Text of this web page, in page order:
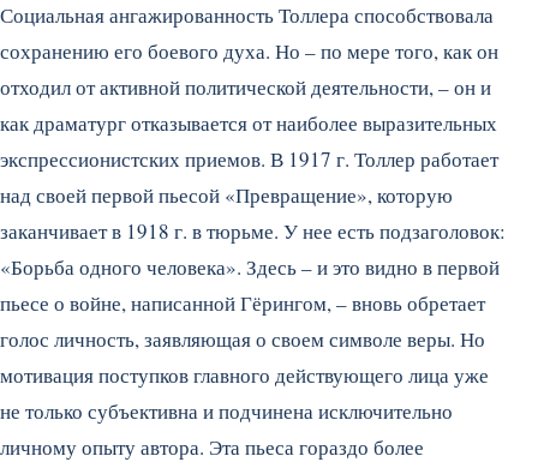
Социальная ангажированность Толлера способствовала
сохранению его боевого духа. Но – по мере того, как он
отходил от активной политической деятельности, – он и
как драматург отказывается от наиболее выразительных
экспрессионистских приемов. В 1917 г. Толлер работает
над своей первой пьесой «Превращение», которую
заканчивает в 1918 г. в тюрьме. У нее есть подзаголовок:
«Борьба одного человека». Здесь – и это видно в первой
пьесе о войне, написанной Гёрингом, – вновь обретает
голос личность, заявляющая о своем символе веры. Но
мотивация поступков главного действующего лица уже
не только субъективна и подчинена исключительно
личному опыту автора. Эта пьеса гораздо более